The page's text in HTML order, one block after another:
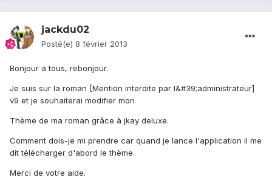
jackdu02
Posté(e) 8 février 2013
Bonjour a tous, rebonjour.
Je suis sur la roman [Mention interdite par l&#39;administrateur]
v9 et je souhaiterai modifier mon
Thème de ma roman grâce à jkay deluxe.
Comment dois-je mi prendre car quand je lance l'application il me
dit télécharger d'abord le thème.
Merci de votre aide.